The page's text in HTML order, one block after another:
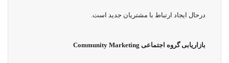
درحال ایجاد ارتباط با مشتریان جدید است.
بازاریابی گروه اجتماعی Community Marketing